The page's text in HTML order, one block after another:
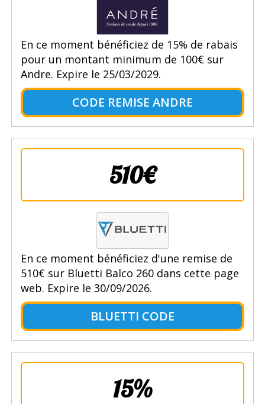
En ce moment bénéficiez de 15% de rabais
pour un montant minimum de 100€ sur
Andre. Expire le 25/03/2029.
CODE REMISE ANDRE
510€
En ce moment bénéficiez d'une remise de
510€ sur Bluetti Balco 260 dans cette page
web. Expire le 30/09/2026.
BLUETTI CODE
15%